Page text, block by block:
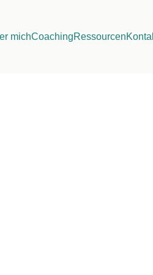
michCoachingRessourcen